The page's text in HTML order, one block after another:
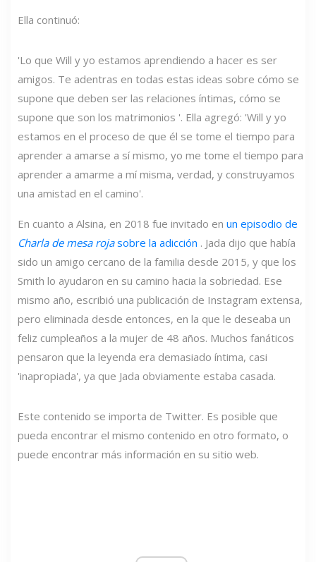
Ella continuó:
'Lo que Will y yo estamos aprendiendo a hacer es ser
amigos. Te adentras en todas estas ideas sobre cómo se
supone que deben ser las relaciones íntimas, cómo se
supone que son los matrimonios '. Ella agregó: 'Will y yo
estamos en el proceso de que él se tome el tiempo para
aprender a amarse a sí mismo, yo me tome el tiempo para
aprender a amarme a mí misma, verdad, y construyamos
una amistad en el camino'.
En cuanto a Alsina, en 2018 fue invitado en un episodio de
Charla de mesa rojasobre la adicción . Jada dijo que había
sido un amigo cercano de la familia desde 2015, y que los
Smith lo ayudaron en su camino hacia la sobriedad. Ese
mismo año, escribió una publicación de Instagram extensa,
pero eliminada desde entonces, en la que le deseaba un
feliz cumpleaños a la mujer de 48 años. Muchos fanáticos
pensaron que la leyenda era demasiado íntima, casi
'inapropiada', ya que Jada obviamente estaba casada.
Este contenido se importa de Twitter. Es posible que
pueda encontrar el mismo contenido en otro formato, o
puede encontrar más información en su sitio web.